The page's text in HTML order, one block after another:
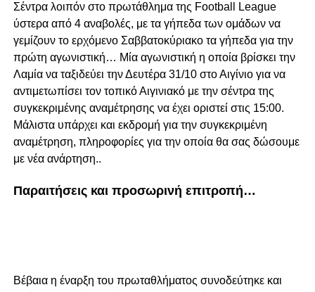
Σέντρα λοιπόν στο πρωτάθλημα της Football League
ύστερα από 4 αναβολές, με τα γήπεδα των ομάδων να
γεμίζουν το ερχόμενο Σαββατοκύριακο τα γήπεδα για την
πρώτη αγωνιστική… Μία αγωνιστική η οποία βρίσκει την
Λαμία να ταξιδεύει την Δευτέρα 31/10 στο Αιγίνιο για να
αντιμετωπίσει τον τοπικό Αιγινιακό με την σέντρα της
συγκεκριμένης αναμέτρησης να έχει οριστεί στις 15:00.
Μάλιστα υπάρχει και εκδρομή για την συγκεκριμένη
αναμέτρηση, πληροφορίες για την οποία θα σας δώσουμε
με νέα ανάρτηση..
Παραιτήσεις και προσωρινή επιτροπή…
Βέβαια η έναρξη του πρωταθλήματος συνοδεύτηκε και